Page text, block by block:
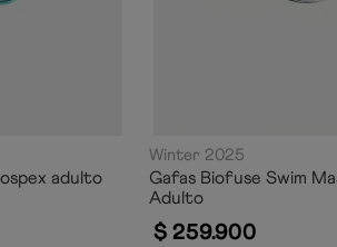
adulto
Winter 2025
Gafas Biofuse Swim
Adulto
$ 259.900